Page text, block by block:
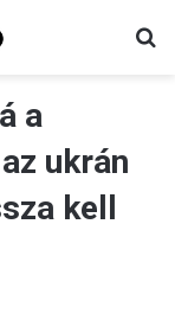
a
ukrán
kell